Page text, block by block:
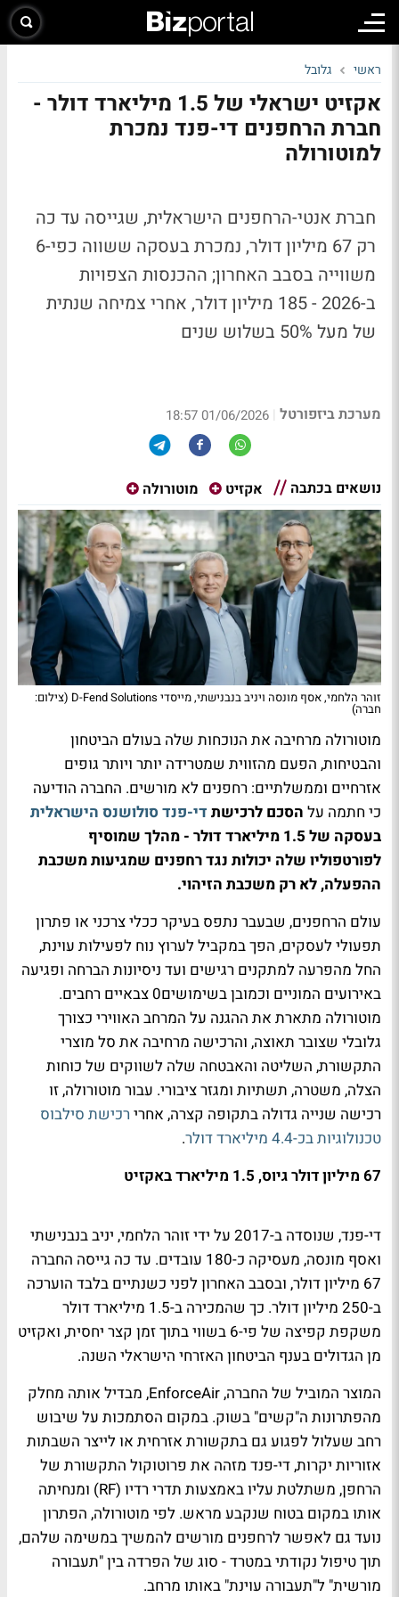
ראשי גלובל
אקזיט ישראלי של 1.5 מיליארד דולר -
חברת הרחפנים די-פנד נמכרת
למוטורולה
חברת אנטי-הרחפנים הישראלית, שגייסה עד כה
רק 67 מיליון דולר, נמכרת בעסקה ששווה כפי-6
משווייה בסבב האחרון; ההכנסות הצפויות
ב-2026 - 185 מיליון דולר, אחרי צמיחה שנתית
של מעל 50% בשלוש שנים
מערכת ביזפורטל |
01/06/2026 18:57
נושאים בכתבה אקזיט מוטורולה
זוהר הלחמי, אסף מונסה ויניב בנבנישתי, מייסדי D-Fend Solutions (צילום:
חברה)
מוטורולה מרחיבה את הנוכחות שלה בעולם הביטחון
והבטיחות, הפעם מהזווית שמטרידה יותר ויותר גופים
אזרחיים וממשלתיים: רחפנים לא מורשים. החברה הודיעה
כי חתמה על הסכם לרכישת די-פנד סולושנס הישראלית
בעסקה של 1.5 מיליארד דולר - מהלך שמוסיף
לפורטפוליו שלה יכולות נגד רחפנים שמגיעות משכבת
ההפעלה, לא רק משכבת הזיהוי.
עולם הרחפנים, שבעבר נתפס בעיקר ככלי צרכני או פתרון
תפעולי לעסקים, הפך במקביל לערוץ נוח לפעילות עוינת,
החל מהפרעה למתקנים רגישים ועד ניסיונות הברחה ופגיעה
באירועים המוניים וכמובן בשימושים0 צבאיים רחבים.
מוטורולה מתארת את ההגנה על המרחב האווירי כצורך
גלובלי שצובר תאוצה, והרכישה מרחיבה את סל מוצרי
התקשורת, השליטה והאבטחה שלה לשווקים של כוחות
הצלה, משטרה, תשתיות ומגזר ציבורי. עבור מוטורולה, זו
רכישה שנייה גדולה בתקופה קצרה, אחרי רכישת סילבוס
טכנולוגיות בכ-4.4 מיליארד דולר
.
67 מיליון דולר גיוס, 1.5 מיליארד באקזיט
די-פנד, שנוסדה ב-2017 על ידי זוהר הלחמי, יניב בנבנישתי
ואסף מונסה, מעסיקה כ-180 עובדים. עד כה גייסה החברה
67 מיליון דולר, ובסבב האחרון לפני כשנתיים בלבד הוערכה
ב-250 מיליון דולר. כך שהמכירה ב-1.5 מיליארד דולר
משקפת קפיצה של פי-6 בשווי בתוך זמן קצר יחסית, ואקזיט
מן הגדולים בענף הביטחון האזרחי הישראלי השנה.
המוצר המוביל של החברה, EnforceAir, מבדיל אותה מחלק
מהפתרונות ה"קשים" בשוק. במקום הסתמכות על שיבוש
רחב שעלול לפגוע גם בתקשורת אזרחית או לייצר השבתות
אזוריות יקרות, די-פנד מזהה את פרוטוקול התקשורת של
הרחפן, משתלטת עליו באמצעות תדרי רדיו (RF) ומנחיתה
אותו במקום בטוח שנקבע מראש. לפי מוטורולה, הפתרון
נועד גם לאפשר לרחפנים מורשים להמשיך במשימה שלהם,
תוך טיפול נקודתי במטרד - סוג של הפרדה בין "תעבורה
מורשית" ל"תעבורה עוינת" באותו מרחב.